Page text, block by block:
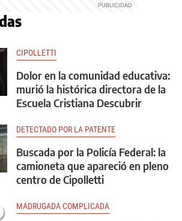
CIPOLLETTI
Dolor en la comunidad educativa:
murió la histórica directora de la
Escuela Cristiana Descubrir
DETECTADO POR LA PATENTE
Buscada por la Policía Federal: la
camioneta que apareció en pleno
centro de Cipolletti
MADRUGADA COMPLICADA